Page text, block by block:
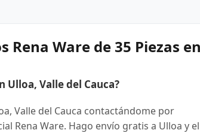
Ware de 35 Piezas
Ulloa, Valle del Cauca?
Valle del Cauca contactándome por
Rena Ware. Hago envío gratis a Ulloa y el